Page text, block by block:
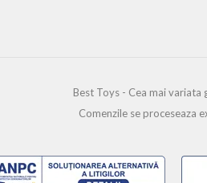
Best Toys - Cea mai variata
Comenzile se proceseaza